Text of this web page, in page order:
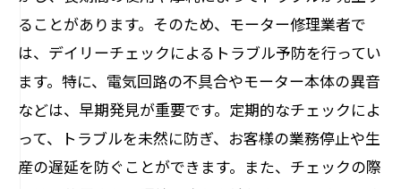
ることがあります。そのため、モーター修理業者で
は、デイリーチェックによるトラブル予防を行ってい
ます。特に、電気回路の不具合やモーター本体の異音
などは、早期発見が重要です。定期的なチェックによ
って、トラブルを未然に防ぎ、お客様の業務停止や生
産の遅延を防ぐことができます。また、チェックの際